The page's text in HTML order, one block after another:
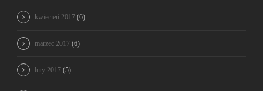
kwiecień 2017 (6)
marzec 2017 (6)
luty 2017 (5)